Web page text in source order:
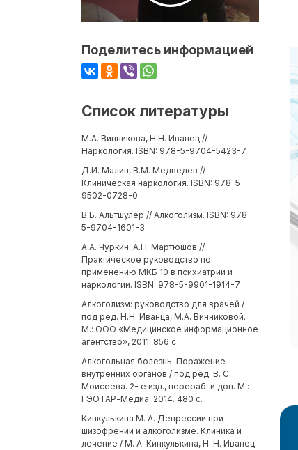
Поделитесь информацией
Список литературы
М.А. Винникова, Н.Н. Иванец //
Наркология. ISBN: 978-5-9704-5423-7
Д.И. Малин, В.М. Медведев //
Клиническая наркология. ISBN: 978-5-
9502-0728-0
В.Б. Альтшулер // Алкоголизм. ISBN: 978-
5-9704-1601-3
А.А. Чуркин, А.Н. Мартюшов //
Практическое руководство по
применению МКБ 10 в психиатрии и
наркологии. ISBN: 978-5-9901-1914-7
Алкоголизм: руководство для врачей /
под ред. Н.Н. Иванца, М.А. Винниковой.
М.: ООО «Медицинское информационное
агентство», 2011. 856 с
Алкогольная болезнь. Поражение
внутренних органов / под ред. В. С.
Моисеева. 2- е изд., перераб. и доп. М.:
ГЭОТАР-Медиа, 2014. 480 с.
Кинкулькина М. А. Депрессии при
шизофрении и алкоголизме. Клиника и
лечение / М. А. Кинкулькина, Н. Н. Иванец.